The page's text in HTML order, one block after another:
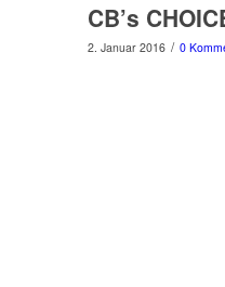
CB’s
2. Januar 2016 / 0